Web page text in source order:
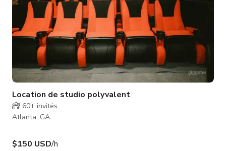
Location de studio polyvalent
60+ invités
Atlanta, GA
$150 USD/h